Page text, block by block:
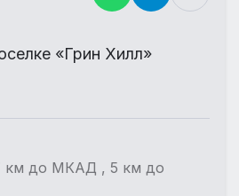
«Грин Хилл»
км до МКАД , 5 км до